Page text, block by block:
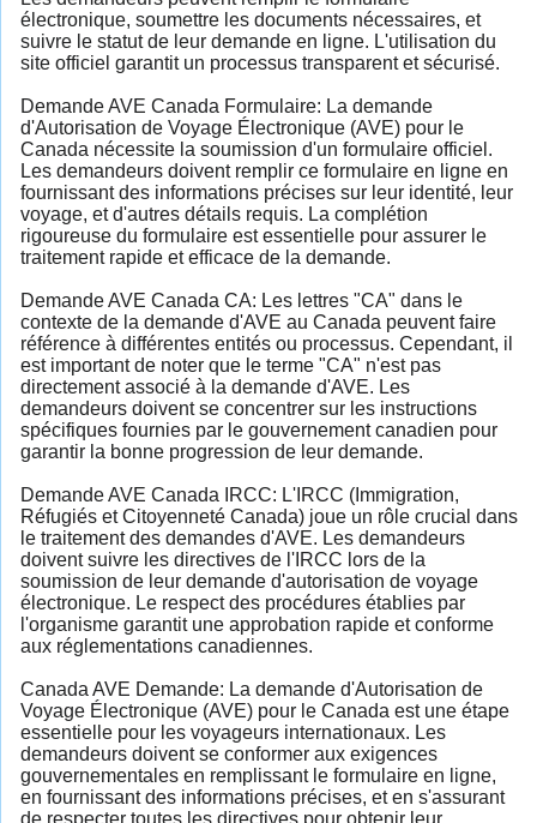
électronique, soumettre les documents nécessaires, et
suivre le statut de leur demande en ligne. L'utilisation du
site officiel garantit un processus transparent et sécurisé.
Demande AVE Canada Formulaire: La demande
d'Autorisation de Voyage Électronique (AVE) pour le
Canada nécessite la soumission d'un formulaire officiel.
Les demandeurs doivent remplir ce formulaire en ligne en
fournissant des informations précises sur leur identité, leur
voyage, et d'autres détails requis. La complétion
rigoureuse du formulaire est essentielle pour assurer le
traitement rapide et efficace de la demande.
Demande AVE Canada CA: Les lettres "CA" dans le
contexte de la demande d'AVE au Canada peuvent faire
référence à différentes entités ou processus. Cependant, il
est important de noter que le terme "CA" n'est pas
directement associé à la demande d'AVE. Les
demandeurs doivent se concentrer sur les instructions
spécifiques fournies par le gouvernement canadien pour
garantir la bonne progression de leur demande.
Demande AVE Canada IRCC: L'IRCC (Immigration,
Réfugiés et Citoyenneté Canada) joue un rôle crucial dans
le traitement des demandes d'AVE. Les demandeurs
doivent suivre les directives de l'IRCC lors de la
soumission de leur demande d'autorisation de voyage
électronique. Le respect des procédures établies par
l'organisme garantit une approbation rapide et conforme
aux réglementations canadiennes.
Canada AVE Demande: La demande d'Autorisation de
Voyage Électronique (AVE) pour le Canada est une étape
essentielle pour les voyageurs internationaux. Les
demandeurs doivent se conformer aux exigences
gouvernementales en remplissant le formulaire en ligne,
en fournissant des informations précises, et en s'assurant
de respecter toutes les directives pour obtenir leur